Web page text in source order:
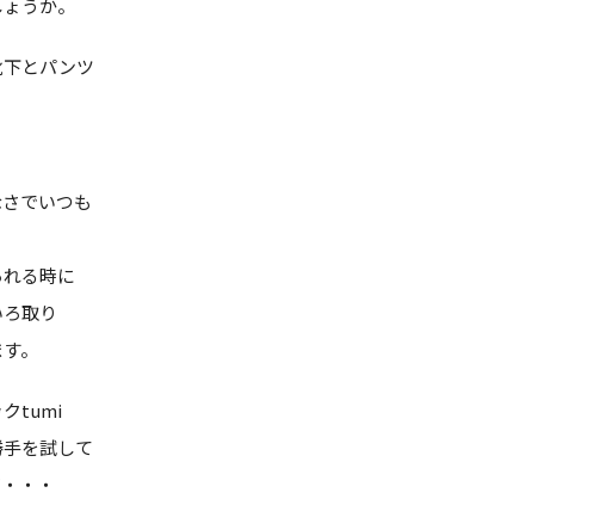
うか。
とパンツ
でいつも
る時に
取り
。
クtumi
を試して
・・